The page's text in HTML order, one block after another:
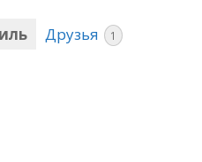
Друзья 1